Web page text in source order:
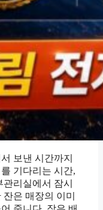
보낸 시간까지
기다리는 시간,
리실에서 잠시
은 매장의 이미